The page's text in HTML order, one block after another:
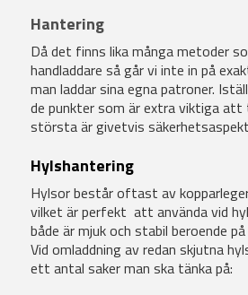
Hantering
Då det finns lika många metoder
handladdare så går vi inte in på
man laddar sina egna patroner.
de punkter som är extra viktiga att
största är givetvis
Hylshantering
Hylsor består oftast av
vilket är perfekt att använda vid
både är mjuk och stabil beroende
Vid omladdning av redan skjutna
ett antal saker man ska tänka på: